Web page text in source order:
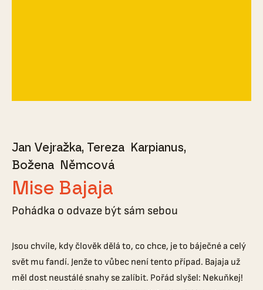
Jan Vejražka Tereza Karpianus
Božena Němcová
Mise Bajaja
Pohádka o odvaze být sám sebou
Jsou chvíle, kdy člověk dělá to, co chce, je to báječné a celý
svět mu fandí. Jenže to vůbec není tento případ. Bajaja už
měl dost neustálé snahy se zalíbit. Pořád slyšel: Nekuňkej!